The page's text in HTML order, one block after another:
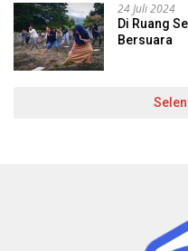
24 Juli 2024
Di Ruang
Bersuara